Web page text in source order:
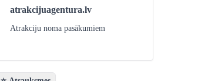
atrakcijuagentura.lv
Atrakciju noma pasākumiem